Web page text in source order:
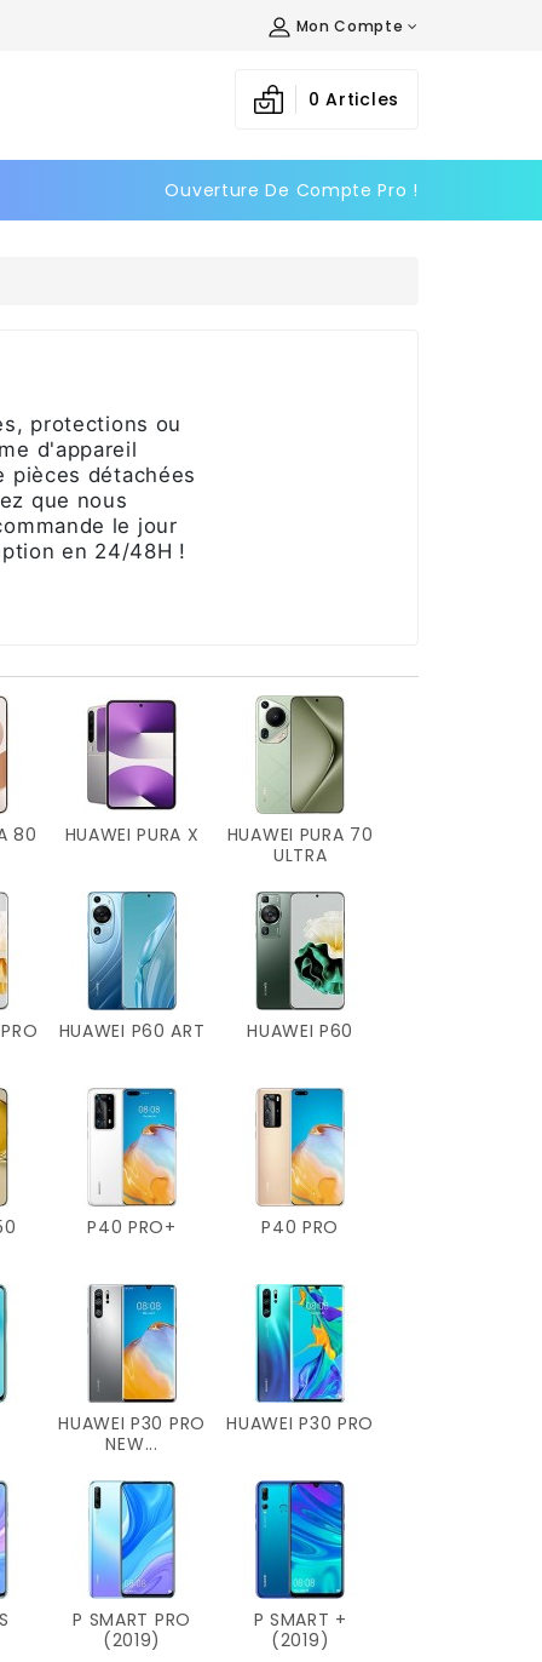
Mon Compte
0 Articles
Ouverture De Compte Pro !
protections ou
d'appareil
pièces détachées
que nous
le jour
en 24/48H !
80 HUAWEI PURA X
HUAWEI PURA 70
ULTRA
HUAWEI P60 ART HUAWEI P60
P40 PRO+ P40 PRO
HUAWEI P30 PRO
NEW...
HUAWEI P30 PRO
P SMART PRO
(2019)
P SMART +
(2019)